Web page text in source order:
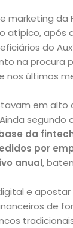
marketing da
atípico, após
do
na procura
últimos
em
segundo
da
por
anual,
e
de